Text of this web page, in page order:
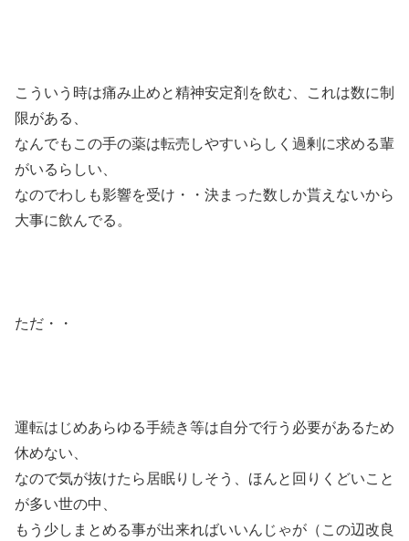
こういう時は痛み止めと精神安定剤を飲む、これは数に制
限がある、
なんでもこの手の薬は転売しやすいらしく過剰に求める輩
がいるらしい、
なのでわしも影響を受け・・決まった数しか貰えないから
大事に飲んでる。
ただ・・
運転はじめあらゆる手続き等は自分で行う必要があるため
休めない、
なので気が抜けたら居眠りしそう、ほんと回りくどいこと
が多い世の中、
もう少しまとめる事が出来ればいいんじゃが（この辺改良